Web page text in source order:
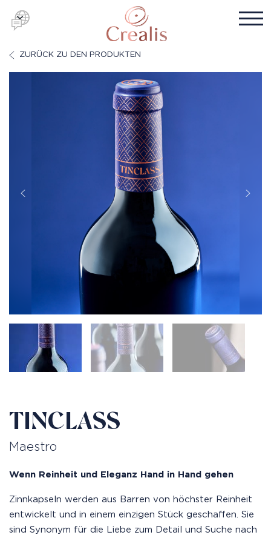
ZURÜCK ZU DEN PRODUKTEN
TINCLASS
Maestro
Wenn Reinheit und Eleganz Hand in Hand gehen
Zinnkapseln werden aus Barren von höchster Reinheit
entwickelt und in einem einzigen Stück geschaffen. Sie
sind Synonym für die Liebe zum Detail und Suche nach